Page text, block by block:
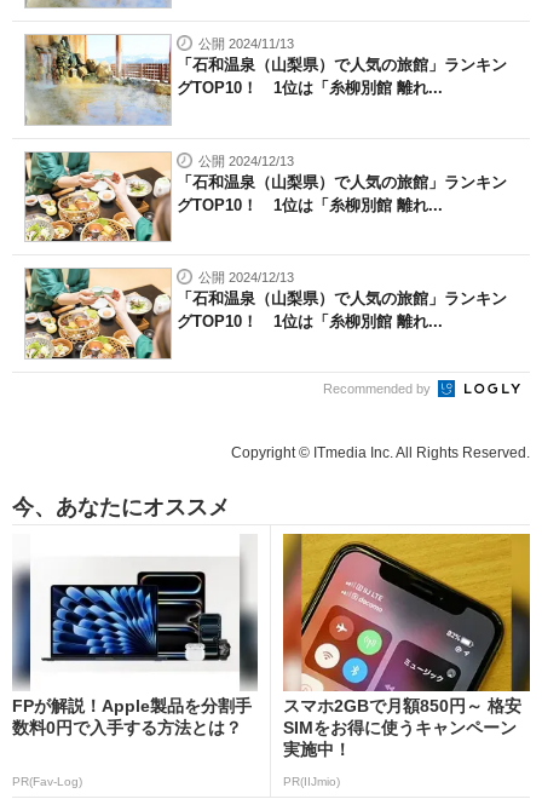
公開 2024/11/13
「石和温泉（山梨県）で人気の旅館」ランキン
グTOP10！ 1位は「糸柳別館 離れ...
公開 2024/12/13
「石和温泉（山梨県）で人気の旅館」ランキン
グTOP10！ 1位は「糸柳別館 離れ...
公開 2024/12/13
「石和温泉（山梨県）で人気の旅館」ランキン
グTOP10！ 1位は「糸柳別館 離れ...
Recommended by
Copyright © ITmedia Inc. All Rights Reserved.
今、あなたにオススメ
FPが解説！Apple製品を分割手
数料0円で入手する方法とは？
PR(Fav-Log)
スマホ2GBで月額850円～ 格安
SIMをお得に使うキャンペーン
実施中！
PR(IIJmio)